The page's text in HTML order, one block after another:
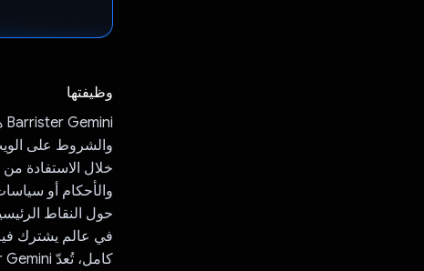
وظيفتها
والشروط على
والأحكام أو
حول النقاط
في عالم يشترك